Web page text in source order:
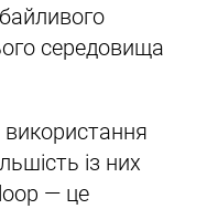
середовища
із них
— це